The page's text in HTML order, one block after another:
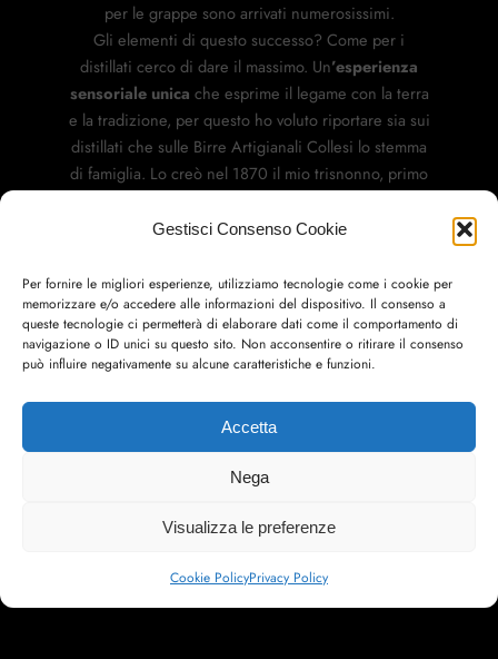
Gestisci Consenso Cookie
Per fornire le migliori esperienze, utilizziamo tecnologie come i cookie per
memorizzare e/o accedere alle informazioni del dispositivo. Il consenso a
queste tecnologie ci permetterà di elaborare dati come il comportamento di
navigazione o ID unici su questo sito. Non acconsentire o ritirare il consenso
può influire negativamente su alcune caratteristiche e funzioni.
Accetta
Nega
Visualizza le preferenze
Cookie PolicyPrivacy Policy
per le grappe sono arrivati numerosissimi.
Gli elementi di questo successo? Come per i
distillati cerco di dare il massimo. Un’esperienza
sensoriale unica che esprime il legame con la terra
e la tradizione, per questo ho voluto riportare sia sui
distillati che sulle Birre Artigianali Collesi lo stemma
di famiglia. Lo creò nel 1870 il mio trisnonno, primo
è una torre, simbolo del nostro borgo, attorniata da